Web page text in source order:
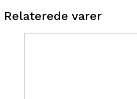
Relaterede varer